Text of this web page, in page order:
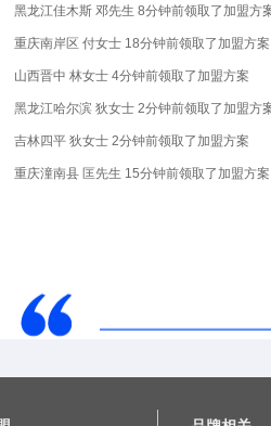
重庆南岸区 付女士 18分钟前领取了加盟方案
山西晋中 林女士 4分钟前领取了加盟方案
黑龙江哈尔滨 狄女士 2分钟前领取了加盟方案
吉林四平 狄女士 2分钟前 领取了加盟方案
重庆潼南县 匡先生 15分钟前领取了加盟方案
山西晋中 林女士 4分钟前领取了加盟方案
湖南长沙 王先生 40分钟前
福建泉州 单女士 2小时前领取了加盟方案
江苏南昌 杨先生 1小时前领取了加盟方案